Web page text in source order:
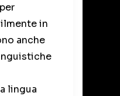
in
anche
lingua